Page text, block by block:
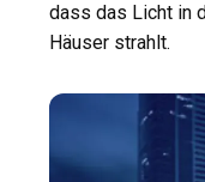
dass das Licht in
Häuser strahlt.